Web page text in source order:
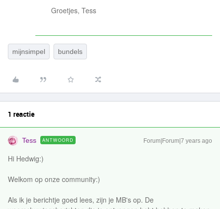
Groetjes, Tess
mijnsimpel bundels
1 reactie
Tess ANTWOORD Forum|Forum|7 years ago
Hi Hedwig:)
Welkom op onze community:)
Als ik je berichtje goed lees, zijn je MB's op. De